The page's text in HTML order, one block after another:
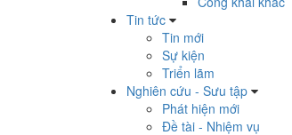
Tin tức
Tin mới
Sự kiện
Triển lãm
Nghiên cứu - Sưu tập
Phát hiện mới
Đề tài - Nhiệm vụ